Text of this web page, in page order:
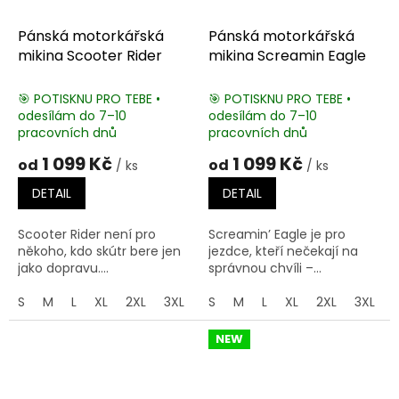
Pánská motorkářská
mikina Scooter Rider
🎯 POTISKNU PRO TEBE •
odesílám do 7–10
pracovních dnů
od 1 099 Kč / ks
DETAIL
Scooter Rider není pro
někoho, kdo skútr bere jen
jako dopravu....
S
M L XL 2XL 3XL 4XL 5XL
Pánská motorkářská
mikina Screamin Eagle
🎯 POTISKNU PRO TEBE •
odesílám do 7–10
pracovních dnů
od 1 099 Kč / ks
DETAIL
Screamin’ Eagle je pro
jezdce, kteří nečekají na
správnou chvíli –...
S
M L XL 2XL 3XL
NEW